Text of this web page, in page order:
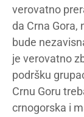
verovatno
da Crna Gora,
bude
je verovatno
podršku
Crnu Goru
crnogorska i